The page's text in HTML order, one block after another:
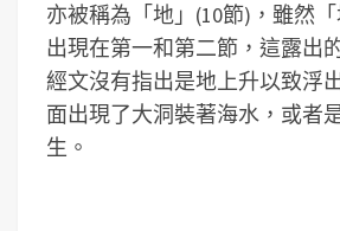
亦被稱為「地」(10節)，雖然
出現在第一和第二節，這露出
經文沒有指出是地上升以致浮
面出現了大洞裝著海水，或者
生。